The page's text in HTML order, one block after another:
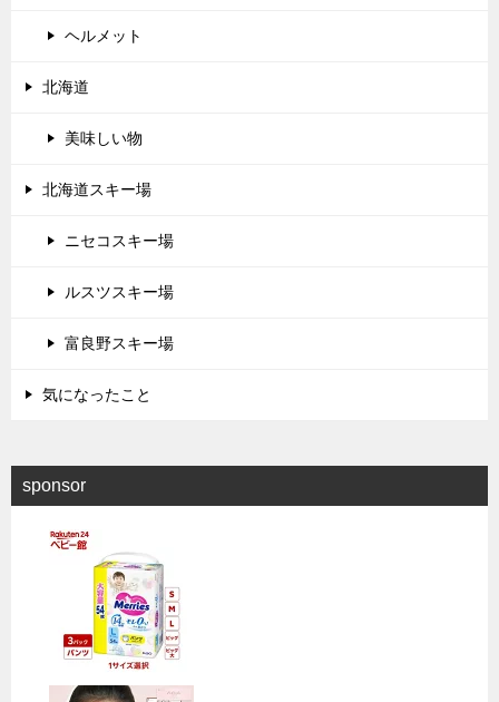
ヘルメット
北海道
美味しい物
北海道スキー場
ニセコスキー場
ルスツスキー場
富良野スキー場
気になったこと
sponsor